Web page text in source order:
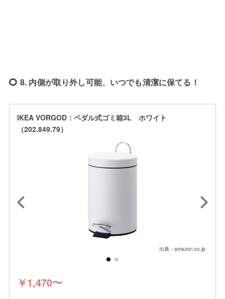
8. 内側が取り外し可能、いつでも清潔に保てる！
IKEA VORGOD：ペダル式ゴミ箱3L ホワイト
（202.849.79）
出典：amazon.co.jp
￥1,470〜